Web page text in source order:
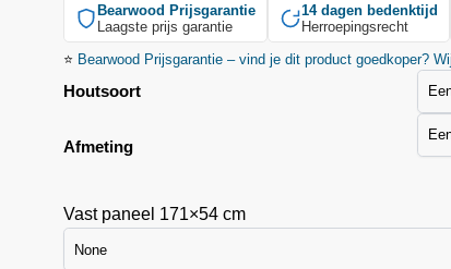
Bearwood Prijsgarantie
Laagste prijs garantie
14 dagen bedenktijd
Herroepingsrecht
⭐ Bearwood Prijsgarantie – vind je dit product goedkoper?
Houtsoort
Afmeting
Vast paneel 171×54 cm